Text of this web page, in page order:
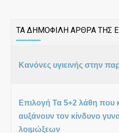
ΤΑ ΔΗΜΟΦΙΛΗ ΑΡΘΡΑ ΤΗΣ
Κανόνες υγιεινής στην
Επιλογή Τα 5+2 λάθη που
αυξάνουν τον κίνδυνο
λοιμώξεων